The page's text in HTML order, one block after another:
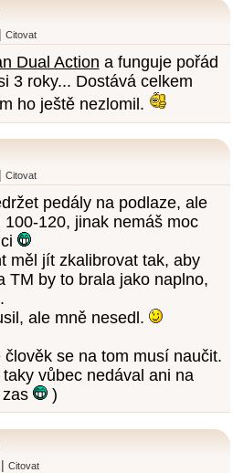
Citovat
Dual Action a funguje pořád
3 roky... Dostává celkem
ho ještě nezlomil.
Citovat
pedály na podlaze, ale
120, jinak nemáš moc
měl jít zkalibrovat tak, aby
TM by to brala jako naplno,
ale mně nesedl.
se na tom musí naučit.
vůbec nedával ani na
zas )
|Citovat